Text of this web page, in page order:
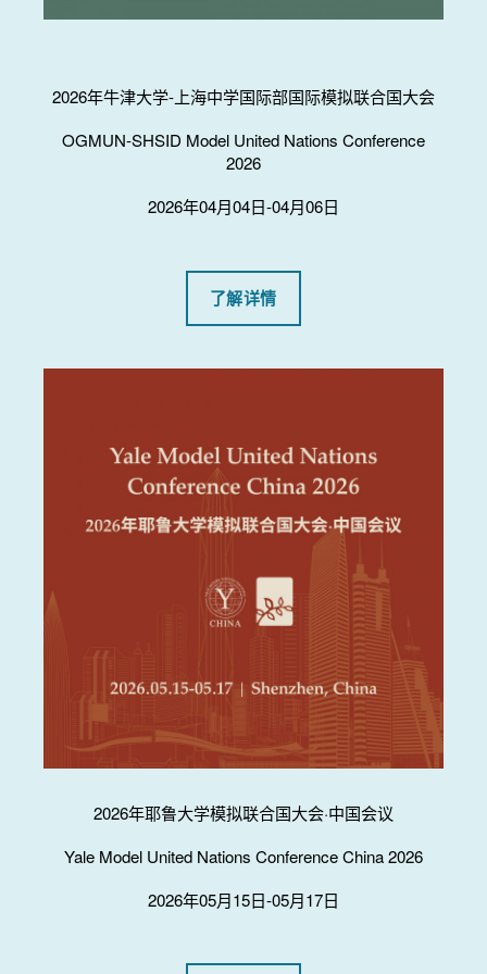
2026年牛津大学-上海中学国际部国际模拟联合国大会
OGMUN-SHSID Model United Nations Conference
2026
2026年04月04日-04月06日
了解详情
2026年耶鲁大学模拟联合国大会·中国会议
Yale Model United Nations Conference China 2026
2026年05月15日-05月17日